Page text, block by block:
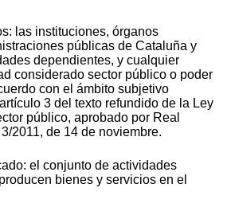
las instituciones, órganos
públicas de Cataluña y
dependientes, y cualquier
considerado sector público o poder
con el ámbito subjetivo
3 del texto refundido de la Ley
público, aprobado por Real
2011, de 14 de noviembre.
el conjunto de actividades
bienes y servicios en el